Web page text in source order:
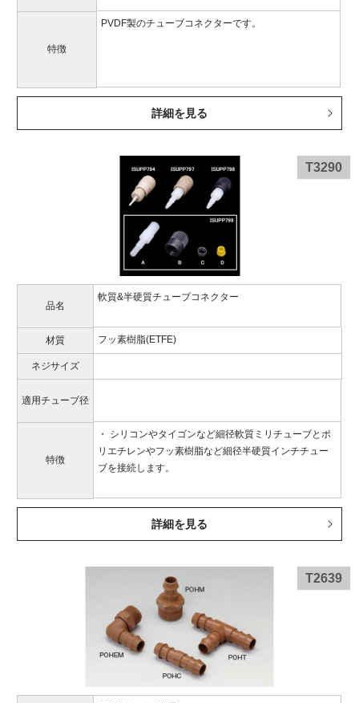
特徴
PVDF製のチューブコネクターです。
詳細を見る
T3290
品名
軟質&半硬質チューブコネクター
材質 フッ素樹脂(ETFE)
ネジサイズ
適用チューブ径
特徴
・ シリコンやタイゴンなど細径軟質ミリチューブとポ
リエチレンやフッ素樹脂など細径半硬質インチチュー
ブを接続します。
詳細を見る
T2639